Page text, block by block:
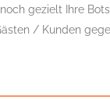
gezielt Ihre
/ Kunden